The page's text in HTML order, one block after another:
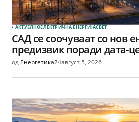
АКТУЕЛНОЕЛЕКТРИЧНА ЕНЕРГИЈАСВЕТ
САД се соочуваат со нов
предизвик поради дата-
од Енергетика24август 5, 2026